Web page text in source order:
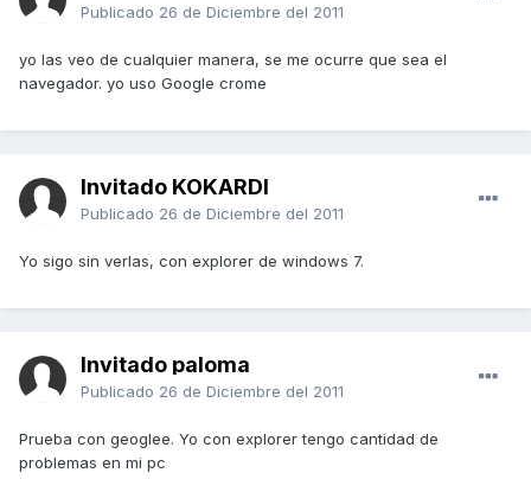
Publicado 26 de Diciembre del 2011
yo las veo de cualquier manera, se me ocurre que sea el
navegador. yo uso Google crome
Invitado KOKARDI
Publicado 26 de Diciembre del 2011
Yo sigo sin verlas, con explorer de windows 7.
Invitado paloma
Publicado 26 de Diciembre del 2011
Prueba con geoglee. Yo con explorer tengo cantidad de
problemas en mi pc